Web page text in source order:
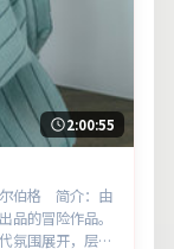
2:00:55
伯格 简介：由
品的冒险作品。
氛围展开，层层